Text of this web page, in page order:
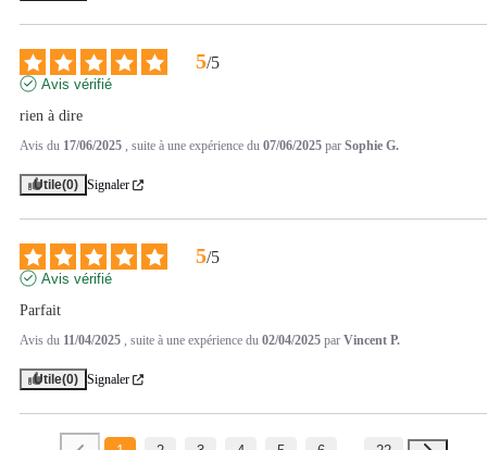
5/5
Avis vérifié
rien à dire
Avis du 17/06/2025 , suite à une expérience du 07/06/2025 par Sophie G.
Utile(0) Signaler
5/5
Avis vérifié
Parfait
Avis du 11/04/2025 , suite à une expérience du 02/04/2025 par Vincent P.
Utile(0) Signaler